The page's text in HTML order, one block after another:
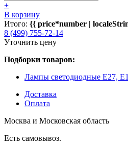
+
В корзину
Итого: {{ price*number |
8 (499) 755-72-14
Уточнить цену
Подборки товаров:
Лампы светодиодные Е27,
Доставка
Оплата
Москва и Московская область
Есть самовывоз.